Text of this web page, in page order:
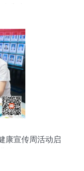
康宣传周活动启